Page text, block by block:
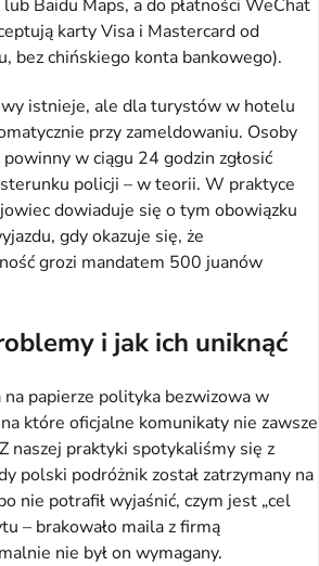
Baidu Maps, a do płatności WeChat
karty Visa i Mastercard od
bez chińskiego konta bankowego).
istnieje, ale dla turystów w hotelu
przy zameldowaniu. Osoby
w ciągu 24 godzin zgłosić
policji – w teorii. W praktyce
dowiaduje się o tym obowiązku
gdy okazuje się, że
grozi mandatem 500 juanów
i jak ich uniknąć
papierze polityka bezwizowa w
które oficjalne komunikaty nie zawsze
naszej praktyki spotykaliśmy się z
polski podróżnik został zatrzymany na
nie potrafił wyjaśnić, czym jest „cel
– brakowało maila z firmą
nie był on wymagany.